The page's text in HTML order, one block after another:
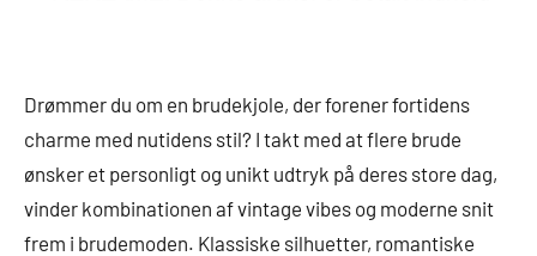
Drømmer du om en brudekjole, der forener fortidens
charme med nutidens stil? I takt med at flere brude
ønsker et personligt og unikt udtryk på deres store dag,
vinder kombinationen af vintage vibes og moderne snit
frem i brudemoden. Klassiske silhuetter, romantiske